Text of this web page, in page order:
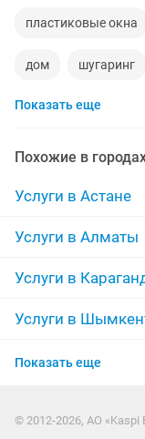
пластиковые окна
дом шугаринг
сантехник
вывоз мусора
ремонт окон
диван
тамада
двери сборка
Показать еще
Похожие в
Услуги в Астане
Услуги в Алматы
Услуги в
Услуги в
Услуги в Усть-
Показать еще
© 2012-2026, АО «Kaspi